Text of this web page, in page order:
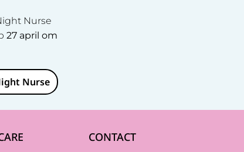
Nurse
27 april om
Nurse
CONTACT